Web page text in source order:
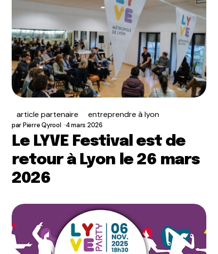
article partenaire entreprendre à lyon
parPierre Qyrool 4 mars 2026
Le LYVE Festival est de
retour à Lyon le 26 mars
2026